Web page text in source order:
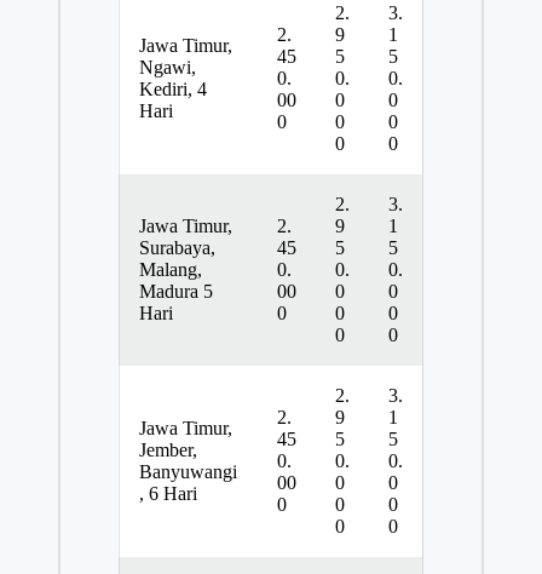
Jawa Timur,
Ngawi,
Kediri, 4
Hari
2.
45
0.
00
0
2.
9
5
0.
0
0
0
3.
1
5
0.
0
0
0
Jawa Timur,
Surabaya,
Malang,
Madura 5
Hari
2.
45
0.
00
0
2.
9
5
0.
0
0
0
3.
1
5
0.
0
0
0
Jawa Timur,
Jember,
Banyuwangi
, 6 Hari
2.
45
0.
00
0
2.
9
5
0.
0
0
0
3.
1
5
0.
0
0
0